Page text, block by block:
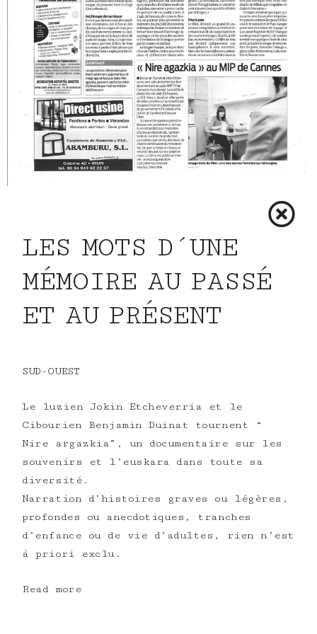
LES MOTS D´UNE
MÉMOIRE AU PASSÉ
ET AU PRÉSENT
SUD-OUEST
Le luzien Jokin Etcheverria et le
Cibourien Benjamin Duinat tournent “
Nire argazkia”, un documentaire sur les
souvenirs et l’euskara dans toute sa
diversité.
Narration d’histoires graves ou légères,
profondes ou anecdotiques, tranches
d’enfance ou de vie d’adultes, rien n’est
à priori exclu.
Read more